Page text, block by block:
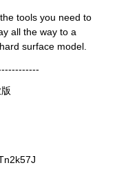
tools you need to
all the way to a
surface model.